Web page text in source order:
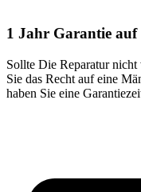
1 Jahr Garantie
Sollte Die Reparatur nicht
Sie das Recht auf eine
haben Sie eine